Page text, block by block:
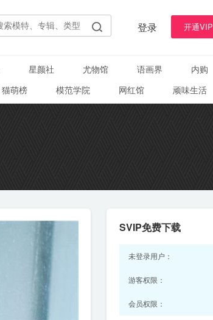
登录 开通VIP
星颜社 尤物馆 语画界
内购
猫萌榜 模范学院 网红馆 顽味生活
SVIP免费下载
未登录用户：
游客权限：
会员权限：